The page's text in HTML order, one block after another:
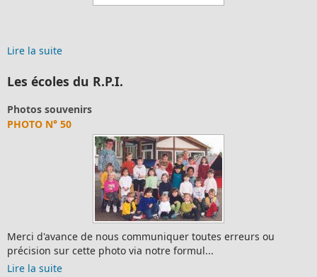
Lire la suite
Les écoles du R.P.I.
Photos souvenirs
PHOTO N° 50
Merci d'avance de nous communiquer toutes erreurs ou
précision sur cette photo via notre formul...
Lire la suite